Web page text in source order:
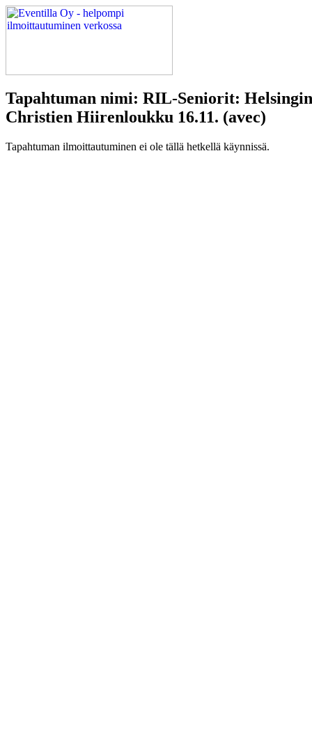
Tapahtuman nimi: RIL-Seniorit:
Christien Hiirenloukku 16.11. (avec)
Tapahtuman ilmoittautuminen ei ole tällä hetkellä käynnissä.